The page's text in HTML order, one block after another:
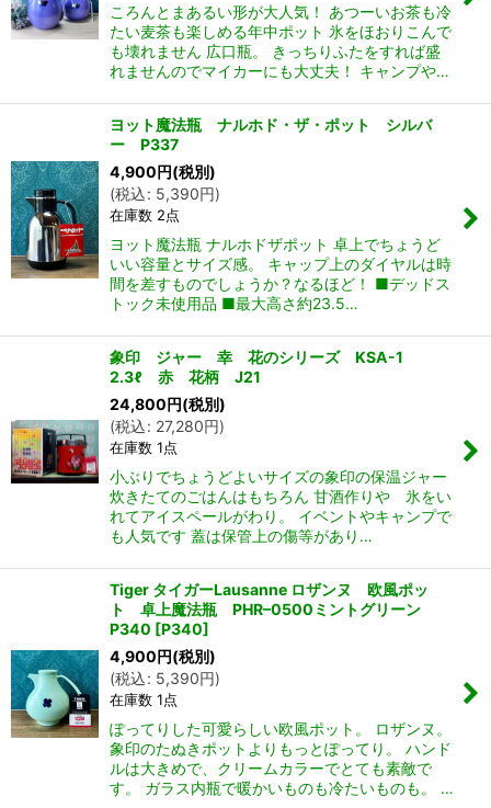
ころんとまあるい形が大人気！ あつーいお茶も冷
たい麦茶も楽しめる年中ポット 氷をほおりこんで
も壊れません 広口瓶。 きっちりふたをすれば盛
れませんのでマイカーにも大丈夫！ キャンプや…
ヨット魔法瓶 ナルホド・ザ・ポット シルバ
ー P337
4,900円(税別)
(税込: 5,390円)
在庫数 2点
ヨット魔法瓶 ナルホドザポット 卓上でちょうど
いい容量とサイズ感。 キャップ上のダイヤルは時
間を差すものでしょうか？なるほど！ ■デッドス
トック未使用品 ■最大高さ約23.5…
象印 ジャー 幸 花のシリーズ KSA-1
2.3ℓ 赤 花柄 J21
24,800円(税別)
(税込: 27,280円)
在庫数 1点
小ぶりでちょうどよいサイズの象印の保温ジャー
炊きたてのごはんはもちろん 甘酒作りや 氷をい
れてアイスペールがわり。 イベントやキャンプで
も人気です 蓋は保管上の傷等があり…
Tiger タイガーLausanne ロザンヌ 欧風ポッ
ト 卓上魔法瓶 PHR–0500ミントグリーン
P340 [P340]
4,900円(税別)
(税込: 5,390円)
在庫数 1点
ぽってりした可愛らしい欧風ポット。 ロザンヌ。
象印のたぬきポットよりもっとぽってり。 ハンド
ルは大きめで、クリームカラーでとても素敵で
す。 ガラス内瓶で暖かいものも冷たいものも。 …